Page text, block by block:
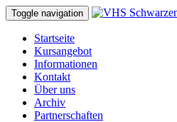
Toggle navigation
Startseite
Kursangebot
Informationen
Kontakt
Über uns
Archiv
Partnerschaften